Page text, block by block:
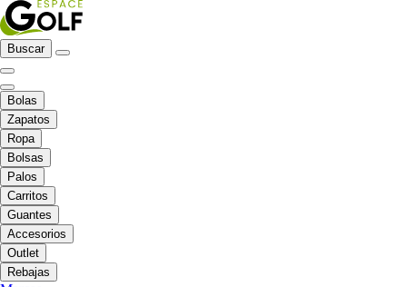
Buscar
Bolas
Zapatos
Ropa
Bolsas
Palos
Carritos
Guantes
Accesorios
Outlet
Rebajas